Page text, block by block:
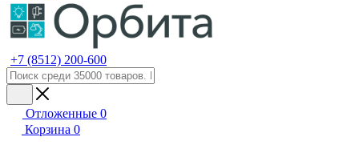
+7 (8512) 200-600
Отложенные 0
Корзина 0